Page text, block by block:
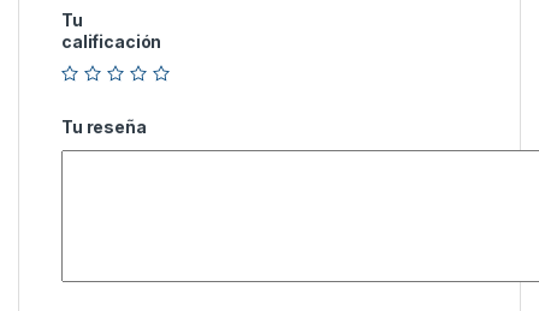
Tu
calificación
Tu reseña